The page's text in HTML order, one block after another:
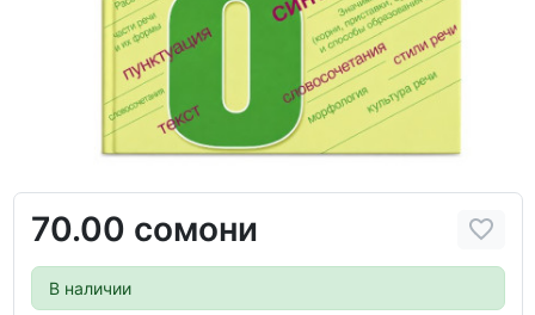
70.00 сомони
В наличии